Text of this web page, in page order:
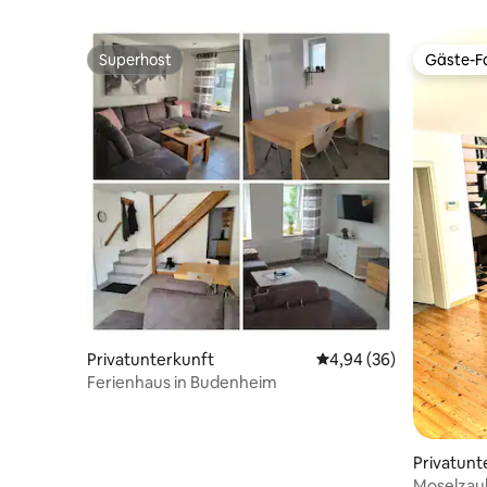
Superhost
Superhost
Privatunterkunft Durchschnittliche
4,94 (36)
Ferienhaus in Budenheim
Gäste-
Gäste-